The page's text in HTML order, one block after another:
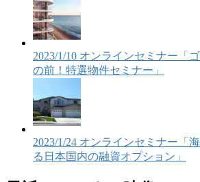
2023/1/10 オンラインセミナー「
の前！特選物件セミナー」
2023/1/24 オンラインセミナー「
る日本国内の融資オプション」